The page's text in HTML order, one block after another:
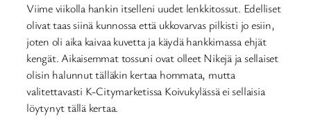
Viime viikolla hankin itselleni uudet lenkkitossut. Edelliset
olivat taas siinä kunnossa että ukkovarvas pilkisti jo esiin,
joten oli aika kaivaa kuvetta ja käydä hankkimassa ehjät
kengät. Aikaisemmat tossuni ovat olleet Nikejä ja sellaiset
olisin halunnut tälläkin kertaa hommata, mutta
valitettavasti K-Citymarketissa Koivukylässä ei sellaisia
löytynyt tällä kertaa.